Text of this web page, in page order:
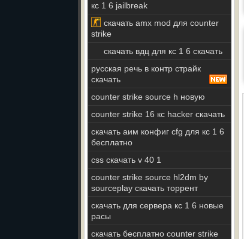
кс 1 6 jailbreak
скачать amx mod для counter
strike
скачать вдц для кс 1 6 скачать
русская речь в контр страйк
скачать
counter strike source h новую
counter strike 16 кс hacker скачать
скачать аим конфиг cfg для кс 1 6
бесплатно
css скачать v 40 1
counter strike source hl2dm by
sourceplay скачать торрент
скачать для сервера кс 1 6 новые
расы
скачать бесплатно counter strike